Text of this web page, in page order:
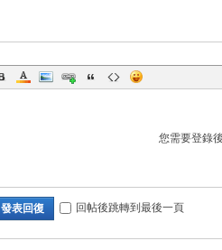
您需要登錄
發表回復 回帖後跳轉到最後一頁